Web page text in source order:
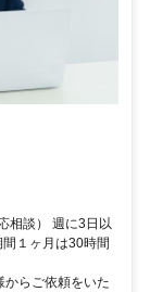
相談） 週に3日以
１ヶ月は30時間
からご依頼をいた